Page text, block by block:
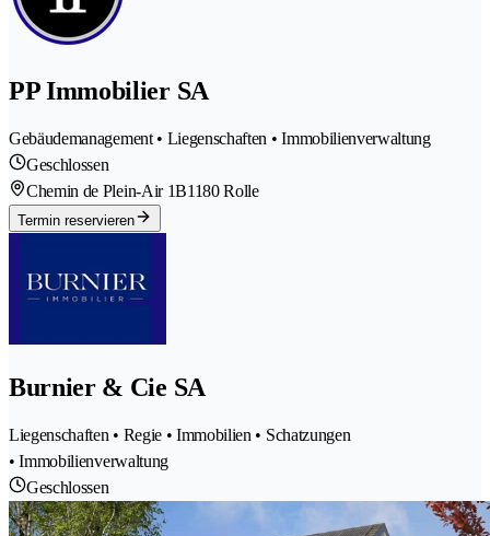
PP Immobilier SA
Gebäudemanagement • Liegenschaften • Immobilienverwaltung
Geschlossen
Chemin de Plein-Air 1B1180 Rolle
Termin reservieren
Burnier & Cie SA
Liegenschaften • Regie • Immobilien • Schatzungen
• Immobilienverwaltung
Geschlossen